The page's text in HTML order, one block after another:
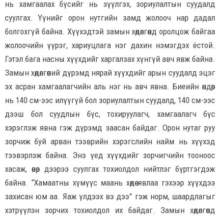
нь хамгаалах бүсийг нь зүүлгэх, зориулалтын суудалд
суулгах. Үүнийг орон нутгийн замд жолооч нар дадал
болгохгүй байна. Хүүхэдтэй замын хөдөлгөөнд оролцож байгаа
жолоочийн үүрэг, хариуцлага нэг дахин нэмэгдэх ёстой.
Гэтэл бага насны хүүхдийг харгалзах хүнгүй авч явж байна.
Замын хөдөлгөөний дүрэмд нярай хүүхдийг арын суудалд эцэг
эх асран хамгаалагчийн аль нэг нь авч явна. Биеийн өндөр
нь 140 см-ээс илүүгүй бол зориулалтын суудалд, 140 см-ээс
дээш бол суудлын бүс, тохируулагч, хамгаалагч бүс
хэрэглэж явна гэж дүрэмд заасан байдаг. Орон нутаг руу
зорчиж буй арван тээврийн хэрэгслийн найм нь хүүхэд
тээвэрлэж байна. Энэ үед хүүхдийг зорчигчийн тооноос
хасаж, өвөр дээрээ суулгах тохиолдол нийтлэг бүртгэгдэж
байна. “Хамаатны хүмүүс маань хөдөө явлаа гэхээр хүүхдээ
захисан юм аа. Яаж үлдээх вэ дээ” гэж норм, шаардлагыг
хэтрүүлэн зорчих тохиолдол их байдаг. Замын хөдөлгөөнд